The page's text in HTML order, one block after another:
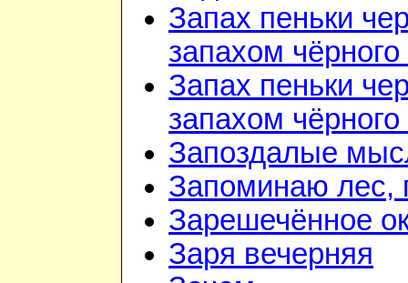
Запах пеньки
запахом
Запах пеньки
запахом
Запоздалые
Запоминаю лес,
Зарешечённое
Заря вечерняя